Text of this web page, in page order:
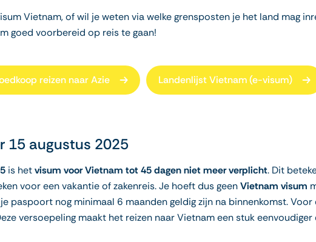
Vietnam, of wil je weten via welke grensposten je het land mag
goed voorbereid op reis te gaan!
reizen naar Azie Landenlijst Vietnam (e-visum)
15 augustus 2025
is hetvisum voor Vietnam tot 45 dagen niet meer verplicht. Dit
voor een vakantie of zakenreis. Je hoeft dus geenVietnam visum
paspoort nog minimaal 6 maanden geldig zijn na binnenkomst.
versoepeling maakt het reizen naar Vietnam een stuk eenvoudiger